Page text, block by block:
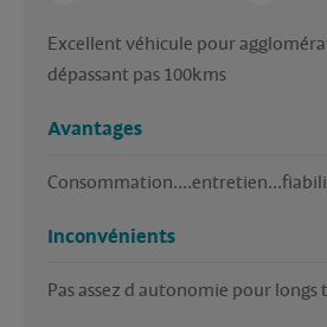
Excellent véhicule pour
dépassant pas 100kms
Avantages
Inconvénients
Pas assez d autonomie pour longs